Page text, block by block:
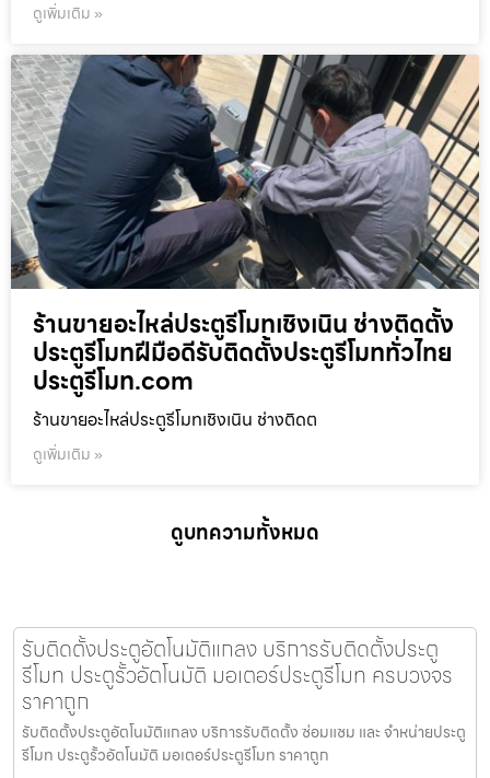
ดูเพิ่มเติม »
ร้านขายอะไหล่ประตูรีโมทเชิงเนิน ช่างติดตั้ง
ประตูรีโมทฝีมือดีรับติดตั้งประตูรีโมททั่วไทย
ประตูรีโมท.com
ร้านขายอะไหล่ประตูรีโมทเชิงเนิน ช่างติดต
ดูเพิ่มเติม »
ดูบทความทั้งหมด
รับติดตั้งประตูอัตโนมัติแกลง บริการรับติดตั้งประตู
รีโมท ประตูรั้วอัตโนมัติ มอเตอร์ประตูรีโมท ครบวงจร
ราคาถูก
รับติดตั้งประตูอัตโนมัติแกลง บริการรับติดตั้ง ซ่อมแซม และ จำหน่ายประตู
รีโมท ประตูรั้วอัตโนมัติ มอเตอร์ประตูรีโมท ราคาถูก